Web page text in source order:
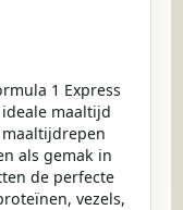
1 Express
maaltijd
als gemak in
de perfecte
vezels,